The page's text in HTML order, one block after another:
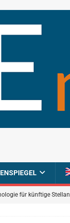
für künftige